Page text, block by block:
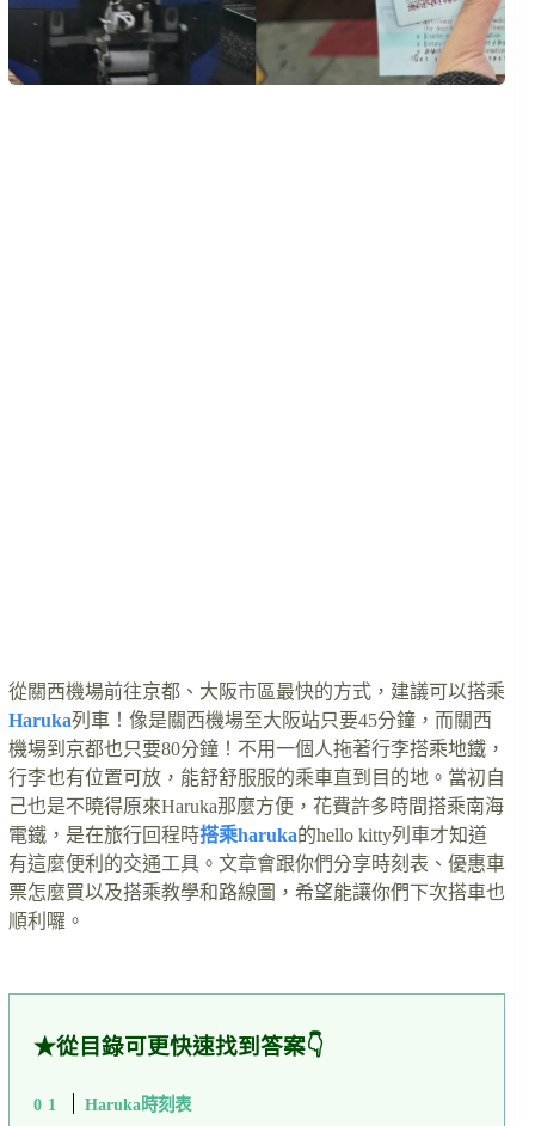
從關西機場前往京都、大阪市區最快的方式，建議可以搭乘
Haruka列車！像是關西機場至大阪站只要45分鐘，而關西
機場到京都也只要80分鐘！不用一個人拖著行李搭乘地鐵，
行李也有位置可放，能舒舒服服的乘車直到目的地。當初自
己也是不曉得原來Haruka那麼方便，花費許多時間搭乘南海
電鐵，是在旅行回程時搭乘haruka的hello kitty列車才知道
有這麼便利的交通工具。文章會跟你們分享時刻表、優惠車
票怎麼買以及搭乘教學和路線圖，希望能讓你們下次搭車也
順利囉。
★從目錄可更快速找到答案👇
Haruka時刻表